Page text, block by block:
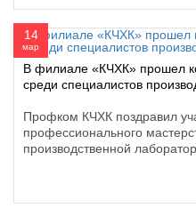
14
мар
В филиале «КЧХК» прошел
среди специалистов
Профком КЧХК поздравил
профессионального
производственной